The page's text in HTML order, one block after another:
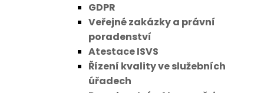
GDPR
Veřejné zakázky a právní
poradenství
Atestace ISVS
Řízení kvality ve služebních
úřadech